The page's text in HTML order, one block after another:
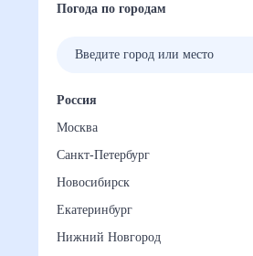
Погода по городам
Россия
Москва
Санкт-Петербург
Новосибирск
Екатеринбург
Нижний Новгород